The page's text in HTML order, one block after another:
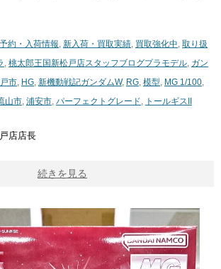
約・入荷情報 新入荷・買取実績 買取強化中 取り扱
桃太郎王国新松戸店スタッフブログプラモデル ガン
市 HG 新機動戦記ガンダムW, RG 模型 MG 1/100
山市 浦安市 パーフェクトグレード トールギスII
店店長
続きを見る